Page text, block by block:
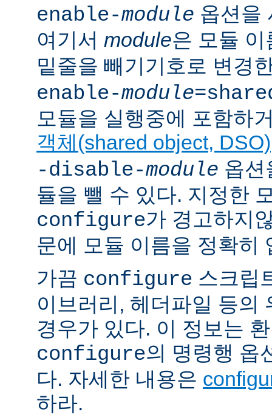
enable-module 옵션을
여기서 module은 모듈
밑줄을 빼기기호로 변경
enable-module
모듈을 실행중에 포함하
객체(shared object, DSO)
-disable-module 옵션
듈을 뺄 수 있다. 지정한
configure가 경고하지
문에 모듈 이름을 정확히
가끔 configure 스크립
이브러리, 헤더파일 등의
경우가 있다. 이 정보는
configure의 명령행 옵
다. 자세한 내용은
하라.